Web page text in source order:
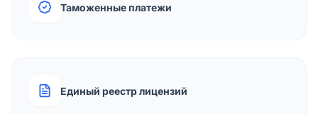
Таможенные платежи
Единый реестр лицензий